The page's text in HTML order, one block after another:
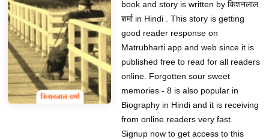
book and story is written by किशनलाल
शर्मा in Hindi . This story is getting
good reader response on
Matrubharti app and web since it is
published free to read for all readers
online. Forgotten sour sweet
memories - 8 is also popular in
Biography in Hindi and it is receiving
from online readers very fast.
Signup now to get access to this